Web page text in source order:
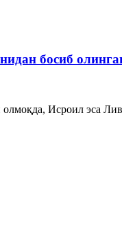
босиб
Исроил эса